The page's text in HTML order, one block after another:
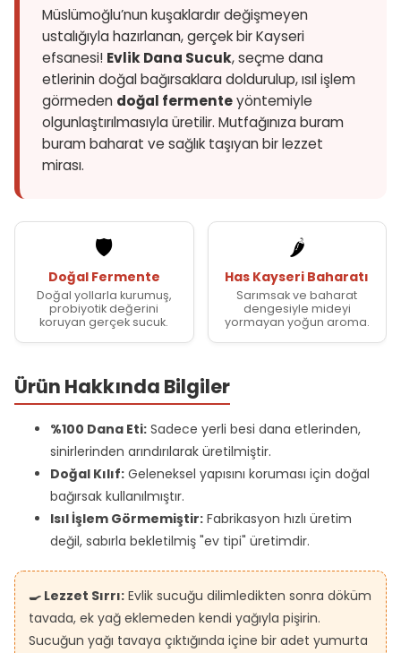
Müslümoğlu’nun kuşaklardır değişmeyen
ustalığıyla hazırlanan, gerçek bir Kayseri
efsanesi! Evlik Dana Sucuk, seçme dana
etlerinin doğal bağırsaklara doldurulup, ısıl işlem
görmeden doğal fermenteyöntemiyle
olgunlaştırılmasıyla üretilir. Mutfağınıza buram
buram baharat ve sağlık taşıyan bir lezzet
mirası.
🛡️
Doğal Fermente
Doğal yollarla kurumuş,
probiyotik değerini
koruyan gerçek sucuk.
🌶️
Has Kayseri Baharatı
Sarımsak ve baharat
dengesiyle mideyi
yormayan yoğun aroma.
Ürün Hakkında Bilgiler
%100 Dana Eti: Sadece yerli besi dana etlerinden,
sinirlerinden arındırılarak üretilmiştir.
Doğal Kılıf: Geleneksel yapısını koruması için doğal
bağırsak kullanılmıştır.
Isıl İşlem Görmemiştir: Fabrikasyon hızlı üretim
değil, sabırla bekletilmiş "ev tipi" üretimdir.
🍳 Lezzet Sırrı: Evlik sucuğu dilimledikten sonra döküm
tavada, ek yağ eklemeden kendi yağıyla pişirin.
Sucuğun yağı tavaya çıktığında içine bir adet yumurta